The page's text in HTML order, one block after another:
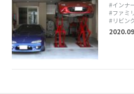
#インナ
#ファミ
#リビン